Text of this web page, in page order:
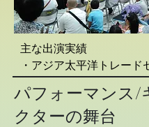
主な出演実績
・アジア太平洋トレード
（大阪府）
・つま恋（静岡県）
・アピタ磐田店（静岡県）
パフォーマンス/
クターの舞台